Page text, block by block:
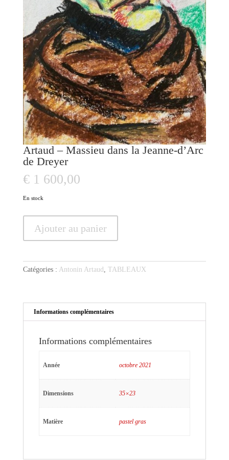
Artaud – Massieu dans la Jeanne-d’Arc
de Dreyer
€1 600,00
En stock
Artaud
Massieu
dans
d'Arc
Dreyer
Ajouter au panier
Catégories : Antonin Artaud TABLEAUX
Informations complémentaires
Informations complémentaires
Année octobre 2021
Dimensions 35×23
Matière pastel gras